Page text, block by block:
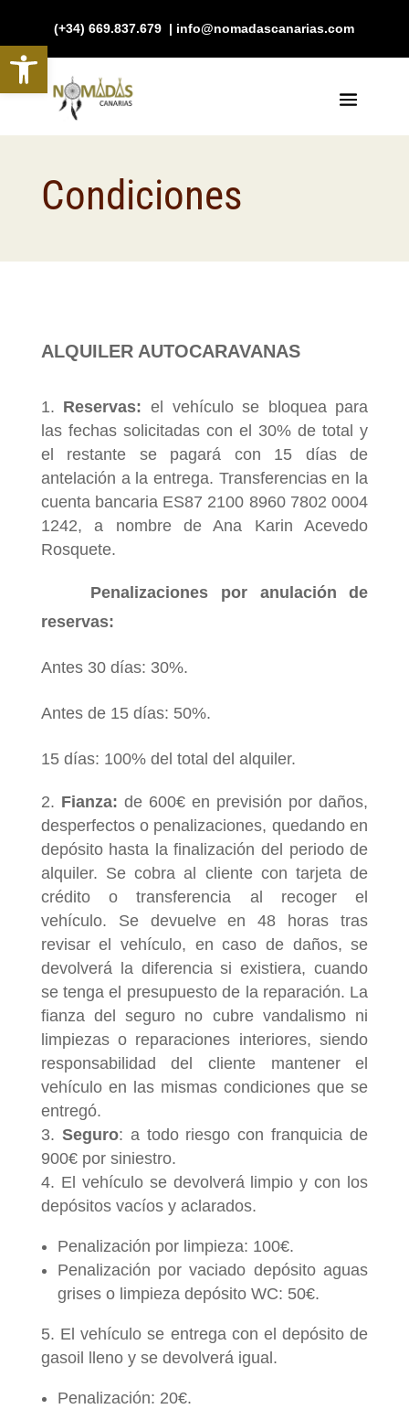
Abrir barra de herramientas
(+34) 669.837.679 | info@nomadascanarias.com
Condiciones
ALQUILER AUTOCARAVANAS
Reservas: el vehículo se bloquea para
las fechas solicitadas con el 30% de total y
el restante se pagará con 15 días de
antelación a la entrega. Transferencias en la
cuenta bancaria ES87 2100 8960 7802 0004
1242, a nombre de Ana Karin Acevedo
Rosquete.
Penalizaciones por anulación de
reservas:
Antes 30 días: 30%.
Antes de 15 días: 50%.
15 días: 100% del total del alquiler.
Fianza: de 600€ en previsión por daños,
desperfectos o penalizaciones, quedando en
depósito hasta la finalización del periodo de
alquiler. Se cobra al cliente con tarjeta de
crédito o transferencia al recoger el
vehículo. Se devuelve en 48 horas tras
revisar el vehículo, en caso de daños, se
devolverá la diferencia si existiera, cuando
se tenga el presupuesto de la reparación. La
fianza del seguro no cubre vandalismo ni
limpiezas o reparaciones interiores, siendo
responsabilidad del cliente mantener el
vehículo en las mismas condiciones que se
entregó.
Seguro: a todo riesgo con franquicia de
900€ por siniestro.
El vehículo se devolverá limpio y con los
depósitos vacíos y aclarados.​
Penalización por limpieza: 100€.
Penalización por vaciado depósito aguas
grises o limpieza depósito WC: 50€.
El vehículo se entrega con el depósito de
gasoil lleno y se devolverá igual.
Penalización: 20€.